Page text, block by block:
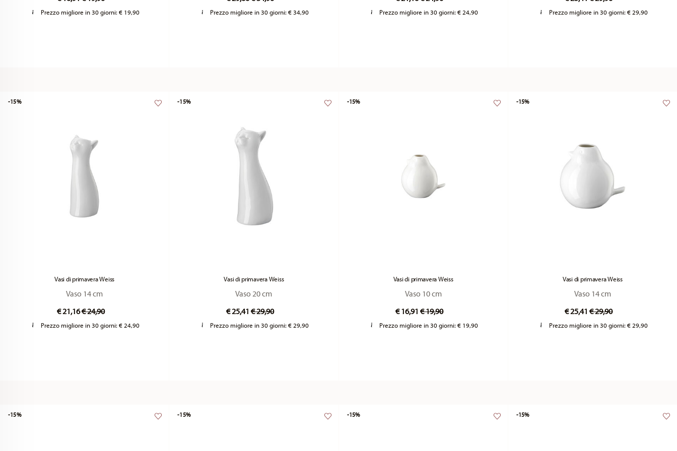
Prezzo migliore in 30 giorni: € 19,90 Prezzo migliore in 30 giorni:€ 34,90 Prezzo migliore in 30 giorni:€ 24,90 Prezzo migliore in 30 giorni: € 29,90
Vasi di primavera Weiss
Vaso 14 cm
€ 21,16Price reduced from
€ 24,90to
Prezzo migliore in 30 giorni: € 24,90
-15%
Vasi di primavera Weiss
Vaso 20 cm
€ 25,41Price reduced from
€ 29,90to
Prezzo migliore in 30 giorni:€ 29,90
-15%
Vasi di primavera Weiss
Vaso 10 cm
€ 16,91Price reduced from
€ 19,90to
Prezzo migliore in 30 giorni:€ 19,90
-15%
Vasi di primavera Weiss
Vaso 14 cm
€ 25,41Price reduced from
€ 29,90to
Prezzo migliore in 30 giorni: € 29,90
-15%
-15% -15% -15% -15%